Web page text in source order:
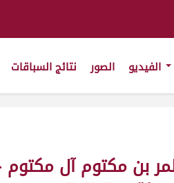
الصور نتائج السباقات
المر بن مكتوم آل